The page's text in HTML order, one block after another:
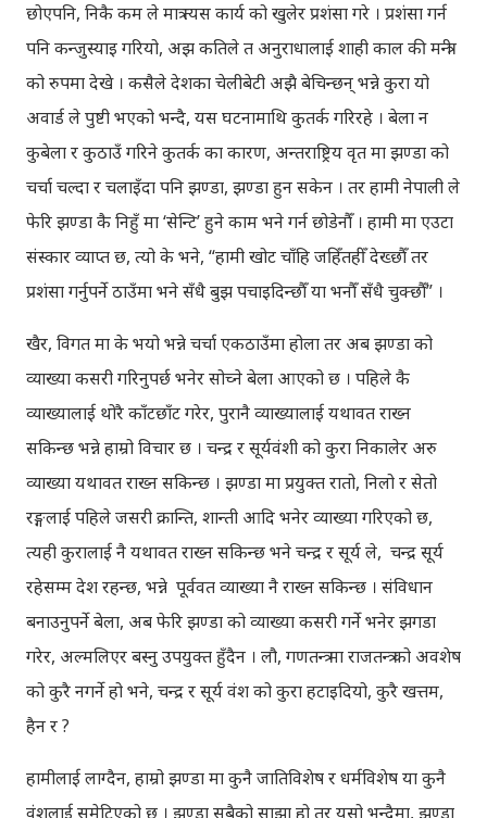
छोएपनि, निकै कम ले मात्र त्यस कार्य को खुलेर प्रशंसा गरे । प्रशंसा गर्न
पनि कन्जुस्याइ गरियो, अझ कतिले त अनुराधालाई शाही काल की मन्त्री
को रुपमा देखे । कसैले देशका चेलीबेटी अझै बेचिन्छन् भन्ने कुरा यो
अवार्ड ले पुष्टी भएको भन्दै, यस घटनामाथि कुतर्क गरिरहे । बेला न
कुबेला र कुठाउँ गरिने कुतर्क का कारण, अन्तराष्ट्रिय वृत मा झण्डा को
चर्चा चल्दा र चलाइँदा पनि झण्डा, झण्डा हुन सकेन । तर हामी नेपाली ले
फेरि झण्डा कै निहुँ मा ‘सेन्टि’ हुने काम भने गर्न छोडेनौँ । हामी मा एउटा
संस्कार व्याप्त छ, त्यो के भने, “हामी खोट चाँहि जहिँतहीँ देख्छौँ तर
प्रशंसा गर्नुपर्ने ठाउँमा भने सँधै बुझ पचाइदिन्छौँ या भनौँ सँधै चुक्छौँ” ।
खैर, विगत मा के भयो भन्ने चर्चा एकठाउँमा होला तर अब झण्डा को
व्याख्या कसरी गरिनुपर्छ भनेर सोच्ने बेला आएको छ । पहिले कै
व्याख्यालाई थोरै काँटछाँट गरेर, पुरानै व्याख्यालाई यथावत राख्न
सकिन्छ भन्ने हाम्रो विचार छ । चन्द्र र सूर्यवंशी को कुरा निकालेर अरु
व्याख्या यथावत राख्न सकिन्छ । झण्डा मा प्रयुक्त रातो, निलो र सेतो
रङ्गलाई पहिले जसरी क्रान्ति, शान्ती आदि भनेर व्याख्या गरिएको छ,
त्यही कुरालाई नै यथावत राख्न सकिन्छ भने चन्द्र र सूर्य ले, चन्द्र सूर्य
रहेसम्म देश रहन्छ, भन्ने पूर्ववत व्याख्या नै राख्न सकिन्छ । संविधान
बनाउनुपर्ने बेला, अब फेरि झण्डा को व्याख्या कसरी गर्ने भनेर झगडा
गरेर, अल्मलिएर बस्नु उपयुक्त हुँदैन । लौ, गणतन्त्र मा राजतन्त्र को अवशेष
को कुरै नगर्ने हो भने, चन्द्र र सूर्य वंश को कुरा हटाइदियो, कुरै खत्तम,
हैन र ?
हामीलाई लाग्दैन, हाम्रो झण्डा मा कुनै जातिविशेष र धर्मविशेष या कुनै
वंशलाई समेटिएको छ । झण्डा सबैको साझा हो तर यसो भन्दैमा, झण्डा